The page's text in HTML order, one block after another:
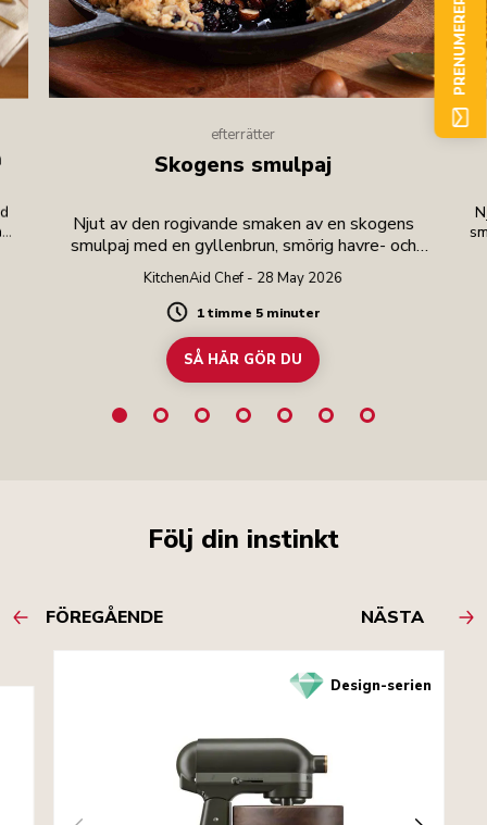
efterrätter
Skogens smulpaj
Njut av den rogivande smaken av en skogens
smulpaj med en gyllenbrun, smörig havre- och
hasselnötsgarnering över en ljuvlig blandning av
päron och björnbär, med en gnutta vanilj och
kanel.
KitchenAid Chef - 28 May 2026
Duration
1 timme 5 minuter
SÅ HÄR GÖR DU
Följ din instinkt
FÖREGÅENDE NÄSTA
Design-serien